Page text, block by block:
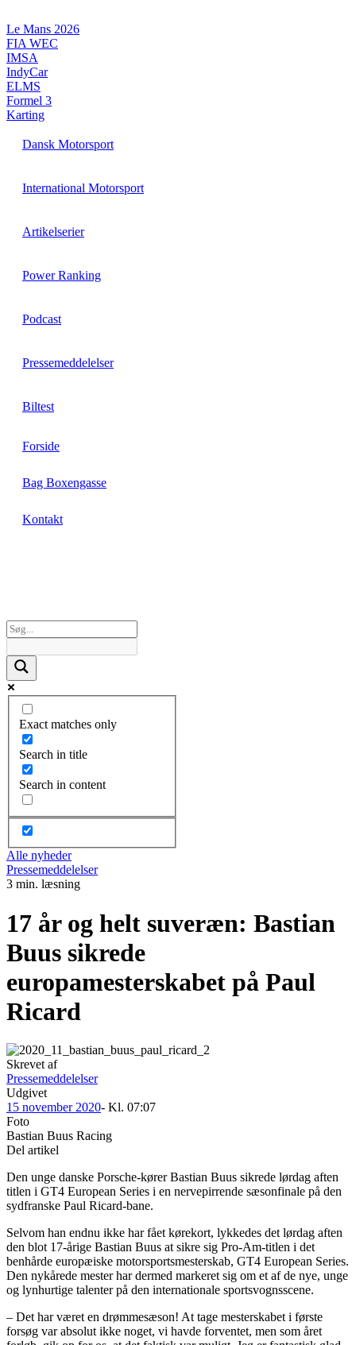
til
indhold
Le Mans 2026
FIA WEC
IMSA
IndyCar
ELMS
Formel 3
Karting
Dansk Motorsport
International Motorsport
Artikelserier
Power Ranking
Podcast
Pressemeddelelser
Biltest
Forside
Bag Boxengasse
Kontakt
Exact matches only
Search in title
Search in content
Alle nyheder
Pressemeddelelser
3 min. læsning
17 år og helt suveræn: Bastian
Buus sikrede
europamesterskabet på Paul
Ricard
Skrevet af
Pressemeddelelser
Udgivet
15 november 2020- Kl. 07:07
Foto
Bastian Buus Racing
Del artikel
Den unge danske Porsche-kører Bastian Buus sikrede lørdag aften
titlen i GT4 European Series i en nervepirrende sæsonfinale på den
sydfranske Paul Ricard-bane.
Selvom han endnu ikke har fået kørekort, lykkedes det lørdag aften
den blot 17-årige Bastian Buus at sikre sig Pro-Am-titlen i det
benhårde europæiske motorsportsmesterskab, GT4 European Series.
Den nykårede mester har dermed markeret sig om et af de nye, unge
og lynhurtige talenter på den internationale sportsvognsscene.
– Det har været en drømmesæson! At tage mesterskabet i første
forsøg var absolut ikke noget, vi havde forventet, men som året